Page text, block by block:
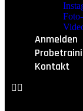
Anmelden
Kontakt